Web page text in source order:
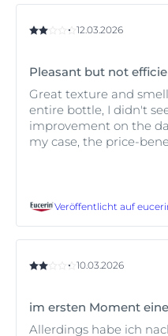
12.03.2026
Pleasant but not
Great texture and
entire bottle, I didn't
improvement on the
my case, the price-
Veröffentlicht auf
10.03.2026
im ersten Moment
Allerdings habe ich